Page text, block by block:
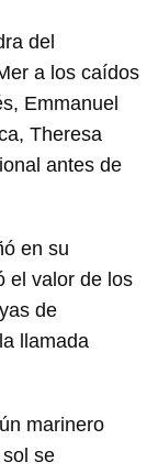
del
a los caídos
Emmanuel
Theresa
antes de
en su
el valor de los
de
llamada
marinero
se